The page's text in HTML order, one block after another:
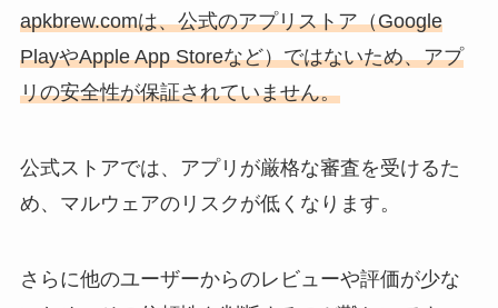
apkbrew.comは、公式のアプリストア（Google
PlayやApple App Storeなど）ではないため、アプ
リの安全性が保証されていません。
公式ストアでは、アプリが厳格な審査を受けるた
め、マルウェアのリスクが低くなります。
さらに他のユーザーからのレビューや評価が少な